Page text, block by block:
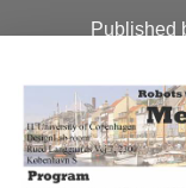
Published